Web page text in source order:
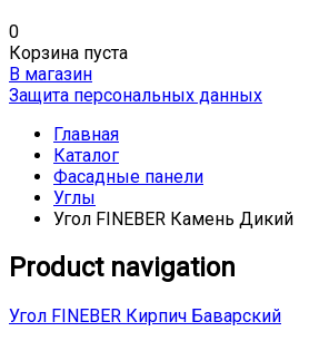
0
Корзина пуста
В магазин
Защита персональных данных
Главная
Каталог
Фасадные панели
Углы
Угол FINEBER Камень Дикий
Product navigation
Угол FINEBER Кирпич Баварский